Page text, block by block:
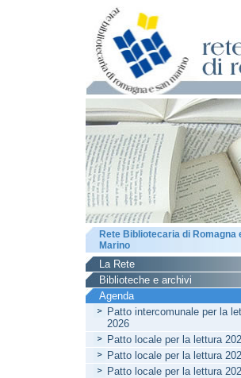
Rete Bibliotecaria di Romagna
Marino
La Rete
Biblioteche e archivi
Agenda
Patto intercomunale per la
2026
Patto locale per la lettura
Patto locale per la lettura
Patto locale per la lettura